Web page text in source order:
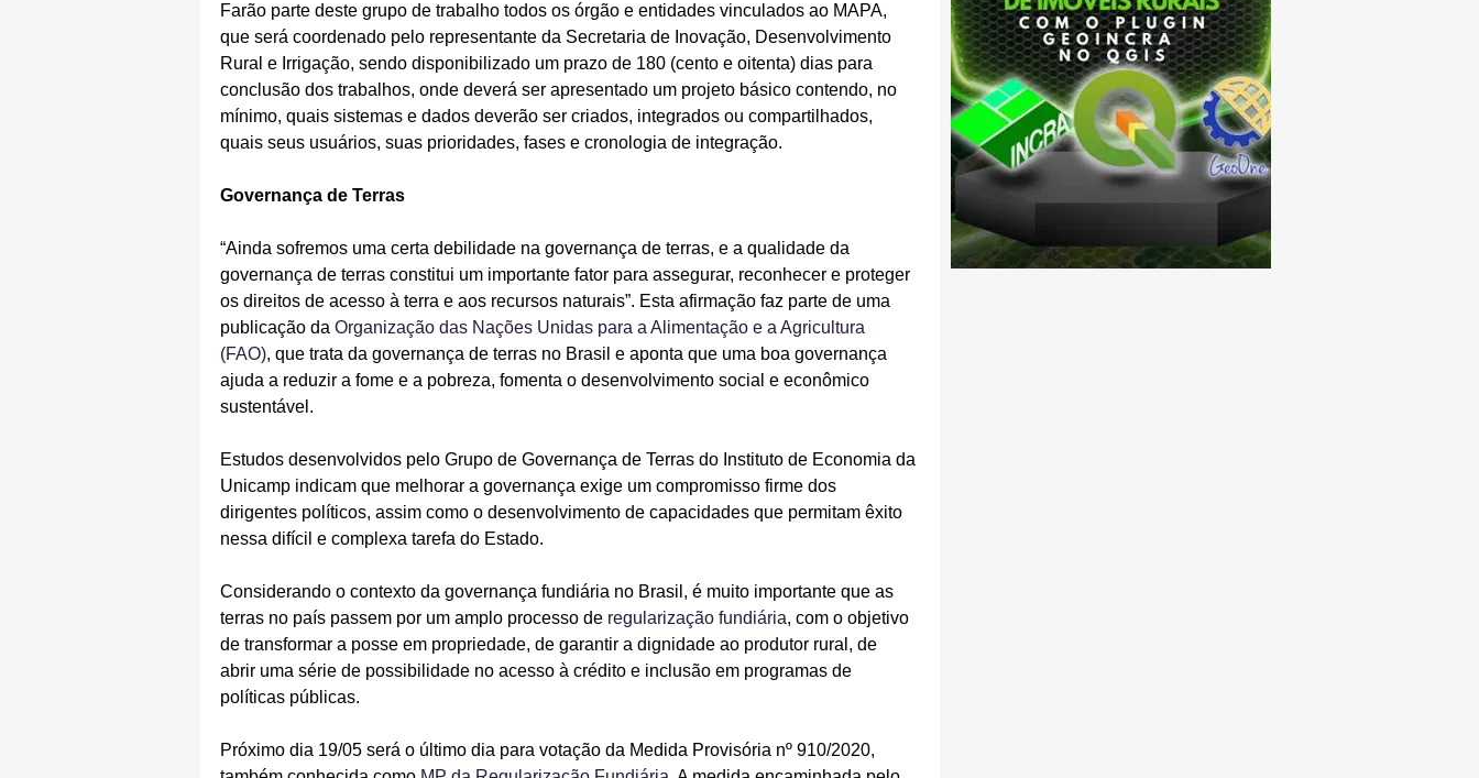
Farão parte deste grupo de trabalho todos os órgão e entidades vinculados ao MAPA,
que será coordenado pelo representante da Secretaria de Inovação, Desenvolvimento
Rural e Irrigação, sendo disponibilizado um prazo de 180 (cento e oitenta) dias para
conclusão dos trabalhos, onde deverá ser apresentado um projeto básico contendo, no
mínimo, quais sistemas e dados deverão ser criados, integrados ou compartilhados,
quais seus usuários, suas prioridades, fases e cronologia de integração.
Governança de Terras
“Ainda sofremos uma certa debilidade na governança de terras, e a qualidade da
governança de terras constitui um importante fator para assegurar, reconhecer e proteger
os direitos de acesso à terra e aos recursos naturais”. Esta afirmação faz parte de uma
publicação da Organização das Nações Unidas para a Alimentação e a Agricultura
(FAO), que trata da governança de terras no Brasil e aponta que uma boa governança
ajuda a reduzir a fome e a pobreza, fomenta o desenvolvimento social e econômico
sustentável.
Estudos desenvolvidos pelo Grupo de Governança de Terras do Instituto de Economia da
Unicamp indicam que melhorar a governança exige um compromisso firme dos
dirigentes políticos, assim como o desenvolvimento de capacidades que permitam êxito
nessa difícil e complexa tarefa do Estado.
Considerando o contexto da governança fundiária no Brasil, é muito importante que as
terras no país passem por um amplo processo de regularização fundiária, com o objetivo
de transformar a posse em propriedade, de garantir a dignidade ao produtor rural, de
abrir uma série de possibilidade no acesso à crédito e inclusão em programas de
políticas públicas.
Próximo dia 19/05 será o último dia para votação da Medida Provisória nº 910/2020,